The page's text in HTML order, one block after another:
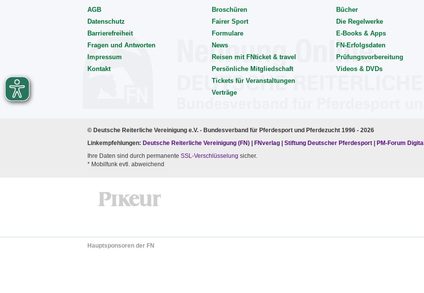
AGB
Datenschutz
Barrierefreiheit
Fragen und Antworten
Impressum
Kontakt
Broschüren
Fairer Sport
Formulare
News
Reisen mit FNticket & travel
Persönliche Mitgliedschaft
Tickets für Veranstaltungen
Verträge
Bücher
Die Regelwerke
E-Books & Apps
FN-Erfolgsdaten
Prüfungsvorbereitung
Videos & DVDs
© Deutsche Reiterliche Vereinigung e.V. - Bundesverband für Pferdesport und Pferdezucht 1996 - 2026
Linkempfehlungen: Deutsche Reiterliche Vereinigung (FN) FNverlag Stiftung Deutscher Pferdesport
PM-Forum Digital
Ihre Daten sind durch permanente SSL-Verschlüsselung sicher.
* Mobilfunk evtl. abweichend
Hauptsponsoren der FN